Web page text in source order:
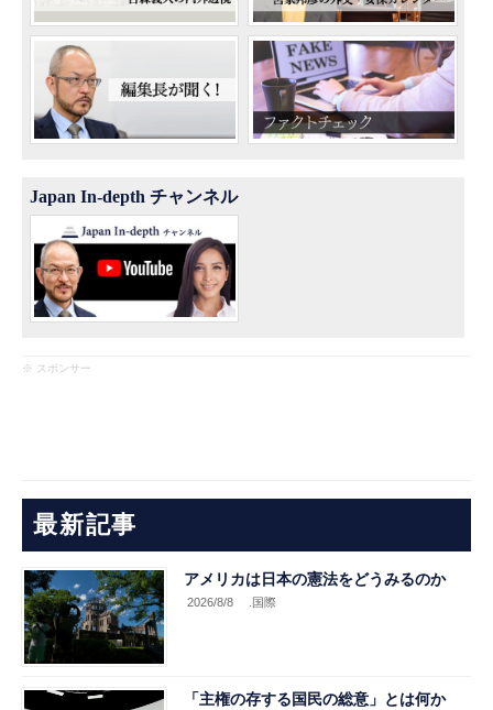
Japan In-depth チャンネル
※ スポンサー
最新記事
アメリカは日本の憲法をどうみるのか
2026/8/8 .国際
「主権の存する国民の総意」とは何か